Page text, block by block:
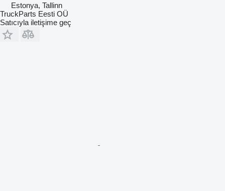
Estonya, Tallinn
TruckParts Eesti OÜ
Satıcıyla iletişime geç